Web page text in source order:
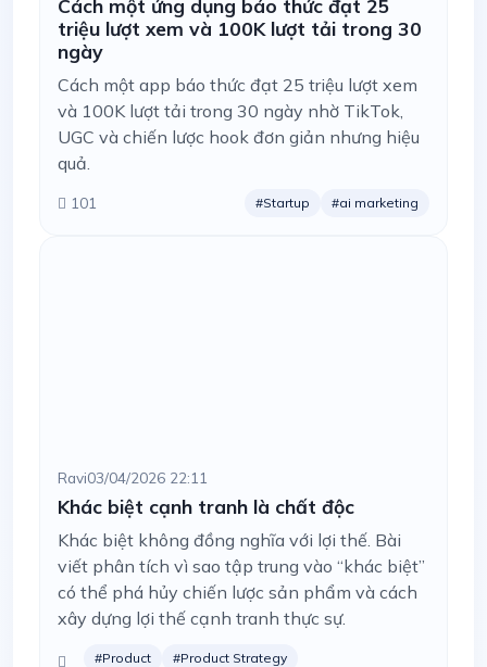
Cách một ứng dụng báo thức đạt 25
triệu lượt xem và 100K lượt tải trong 30
ngày
Cách một app báo thức đạt 25 triệu lượt xem
và 100K lượt tải trong 30 ngày nhờ TikTok,
UGC và chiến lược hook đơn giản nhưng hiệu
quả.
101 #Startup #ai marketing
Ravi03/04/2026 22:11
Khác biệt cạnh tranh là chất độc
Khác biệt không đồng nghĩa với lợi thế. Bài
viết phân tích vì sao tập trung vào “khác biệt”
có thể phá hủy chiến lược sản phẩm và cách
xây dựng lợi thế cạnh tranh thực sự.
#Product
#Product Strategy